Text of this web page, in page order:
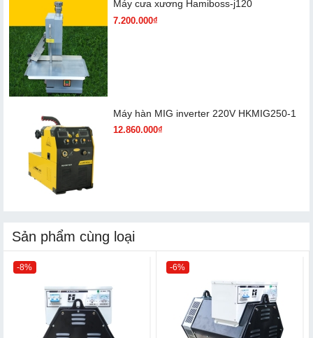
Máy cưa xương Hamiboss-j120
7.200.000₫
Máy hàn MIG inverter 220V HKMIG250-1
12.860.000₫
Sản phẩm cùng loại
-8% -6%